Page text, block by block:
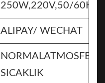
250W,220V,50/60HZ
ALIPAY/ WECHAT
SICAKLIK